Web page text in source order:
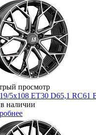
просмотр
5x108 ET30 D65,1 RC61
наличии